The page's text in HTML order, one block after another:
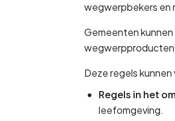
wegwerpbekers en
Gemeenten
wegwerpproducten
Deze regels
Regels in het
leefomgeving.